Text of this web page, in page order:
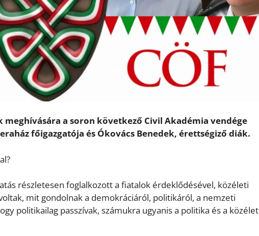
meghívására a soron következő Civil Akadémia vendége
főigazgatója és Ókovács Benedek, érettségiző diák.
részletesen foglalkozott a fia­talok érdeklődésével, közéleti
mit gondolnak a demokráciáról, politikáról, a nemzeti
politikailag passzívak, számukra ugyanis a politika és a közélet